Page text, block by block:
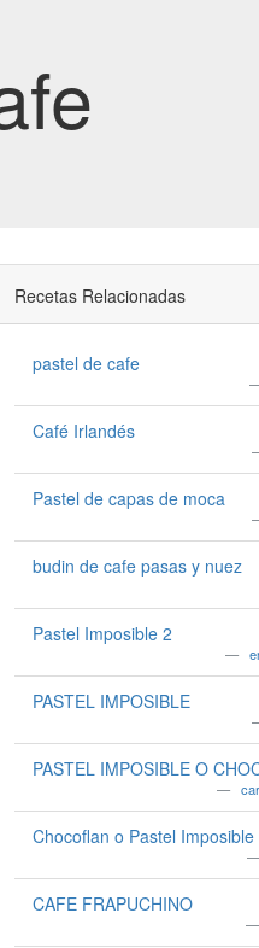
Recetas Relacionadas
pastel de cafe
Café Irlandés
Pastel de capas de moca
budin de cafe pasas y nuez
Pastel Imposible 2
PASTEL IMPOSIBLE
PASTEL IMPOSIBLE O
Chocoflan o Pastel Imposible
CAFE FRAPUCHINO